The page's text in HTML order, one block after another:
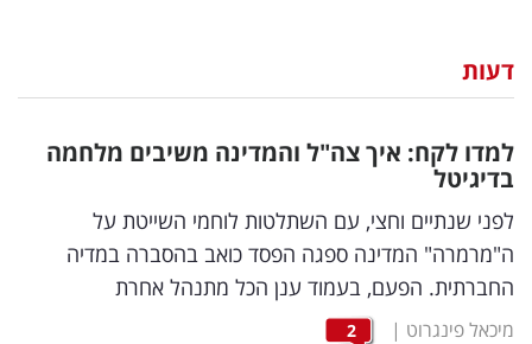
וצרכנות
דיגיטל
וטק
שיווק
ופרסום
דעות
למדו לקח: איך צה"ל והמדינה משיבים מלחמה
בדיגיטל
לפני שנתיים וחצי, עם השתלטות לוחמי השייטת על
ה"מרמרה" המדינה ספגה הפסד כואב בהסברה במדיה
החברתית. הפעם, בעמוד ענן הכל מתנהל אחרת
מיכאל פינגרוט |
2